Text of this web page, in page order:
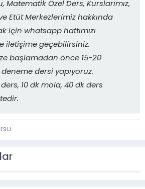
Matematik Özel Ders, Kurslarımız,
Etüt Merkezlerimiz hakkında
için whatsapp hattımızı
iletişime geçebilirsiniz.
başlamadan önce 15-20
dersi yapıyoruz.
10 dk mola, 40 dk ders